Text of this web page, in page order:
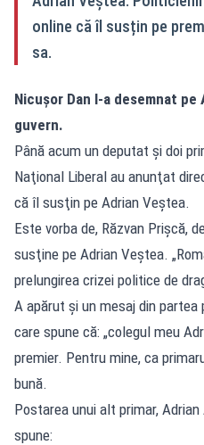
online că îl susțin pe
sa.
Nicușor Dan l-a desemnat
guvern.
Până acum un deputat şi doi
Naţional Liberal au anunţat
că îl susţin pe Adrian Veştea.
Este vorba de, Răzvan Prişcă,
susţine pe Adrian Veştea.
prelungirea crizei politice de
A apărut și un mesaj din partea
care spune că: „colegul meu
premier. Pentru mine, ca
bună.
Postarea unui alt primar,
spune: